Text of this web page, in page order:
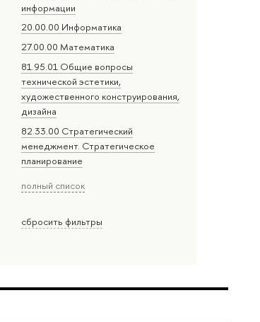
информации
20.00.00 Информатика
27.00.00 Математика
81.95.01 Общие вопросы
технической эстетики,
художественного конструирования,
дизайна
82.33.00 Стратегический
менеджмент. Стратегическое
планирование
полный список
сбросить фильтры